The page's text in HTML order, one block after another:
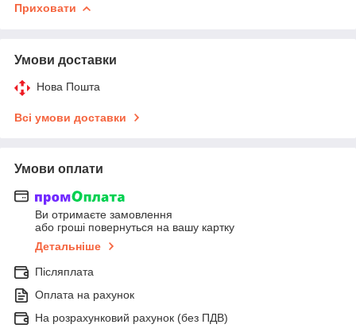
Приховати
Умови доставки
Нова Пошта
Всі умови доставки
Умови оплати
Ви отримаєте замовлення
або гроші повернуться на вашу картку
Детальніше
Післяплата
Оплата на рахунок
На розрахунковий рахунок (без ПДВ)